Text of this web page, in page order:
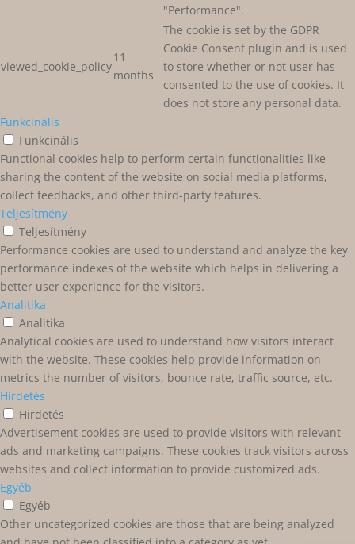
"Performance".
viewed_cookie_policy
11
months
The cookie is set by the GDPR
Cookie Consent plugin and is used
to store whether or not user has
consented to the use of cookies. It
does not store any personal data.
Funkcinális
Funkcinális
Functional cookies help to perform certain functionalities like
sharing the content of the website on social media platforms,
collect feedbacks, and other third-party features.
Teljesítmény
Teljesítmény
Performance cookies are used to understand and analyze the key
performance indexes of the website which helps in delivering a
better user experience for the visitors.
Analitika
Analitika
Analytical cookies are used to understand how visitors interact
with the website. These cookies help provide information on
metrics the number of visitors, bounce rate, traffic source, etc.
Hirdetés
Hirdetés
Advertisement cookies are used to provide visitors with relevant
ads and marketing campaigns. These cookies track visitors across
websites and collect information to provide customized ads.
Egyéb
Egyéb
Other uncategorized cookies are those that are being analyzed